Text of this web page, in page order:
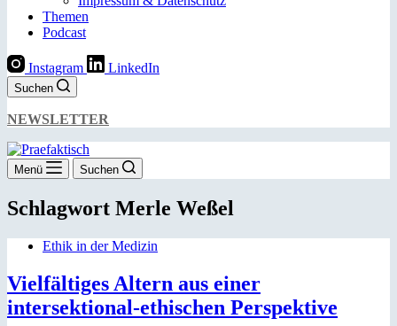
Themen
Podcast
Instagram LinkedIn
Suchen
NEWSLETTER
Menü Suchen
Schlagwort Merle Weßel
Ethik in der Medizin
Vielfältiges Altern aus einer
intersektional-ethischen Perspektive